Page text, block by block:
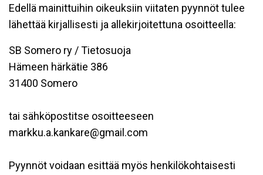
Edellä mainittuihin oikeuksiin viitaten pyynnöt tulee
lähettää kirjallisesti ja allekirjoitettuna osoitteella:
SB Somero ry / Tietosuoja
Hämeen härkätie 386
31400 Somero
tai sähköpostitse osoitteeseen
markku.a.kankare@gmail.com
Pyynnöt voidaan esittää myös henkilökohtaisesti